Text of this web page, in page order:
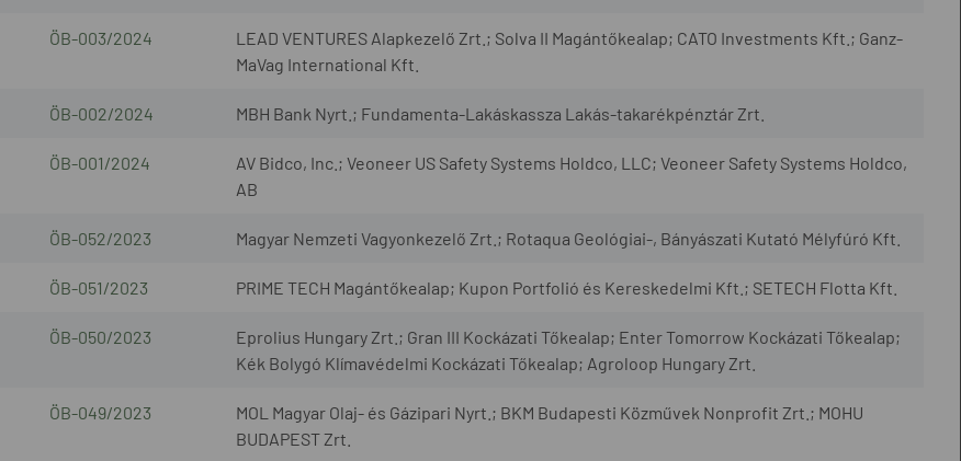
ÖB-003/2024
LEAD VENTURES Alapkezelő Zrt.; Solva II Magántőkealap; CATO Investments Kft.; Ganz-
MaVag International Kft.
ÖB-002/2024 MBH Bank Nyrt.; Fundamenta-Lakáskassza Lakás-takarékpénztár Zrt.
ÖB-001/2024
AV Bidco, Inc.; Veoneer US Safety Systems Holdco, LLC; Veoneer Safety Systems Holdco,
AB
ÖB-052/2023 Magyar Nemzeti Vagyonkezelő Zrt.; Rotaqua Geológiai-, Bányászati Kutató Mélyfúró Kft.
ÖB-051/2023 PRIME TECH Magántőkealap; Kupon Portfolió és Kereskedelmi Kft.; SETECH Flotta Kft.
ÖB-050/2023
Eprolius Hungary Zrt.; Gran III Kockázati Tőkealap; Enter Tomorrow Kockázati Tőkealap;
Kék Bolygó Klímavédelmi Kockázati Tőkealap; Agroloop Hungary Zrt.
ÖB-049/2023
MOL Magyar Olaj- és Gázipari Nyrt.; BKM Budapesti Közművek Nonprofit Zrt.; MOHU
BUDAPEST Zrt.